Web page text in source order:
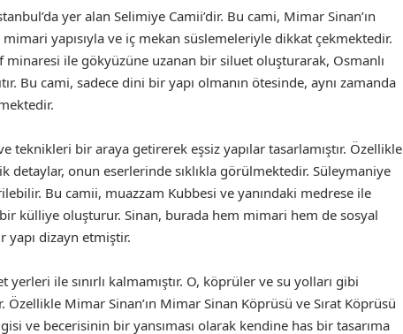
yer alan Selimiye Camii’dir. Bu cami, Mimar Sinan’ın
yapısıyla ve iç mekan süslemeleriyle dikkat çekmektedir.
ile gökyüzüne uzanan bir siluet oluşturarak, Osmanlı
Bu cami, sadece dini bir yapı olmanın ötesinde, aynı zamanda
teknikleri bir araya getirerek eşsiz yapılar tasarlamıştır. Özellikle
detaylar, onun eserlerinde sıklıkla görülmektedir. Süleymaniye
Bu camii, muazzam Kubbesi ve yanındaki medrese ile
külliye oluşturur. Sinan, burada hem mimari hem de sosyal
yapı dizayn etmiştir.
yerleri ile sınırlı kalmamıştır. O, köprüler ve su yolları gibi
Mimar Sinan’ın Mimar Sinan Köprüsü ve Sırat Köprüsü
ve becerisinin bir yansıması olarak kendine has bir tasarıma